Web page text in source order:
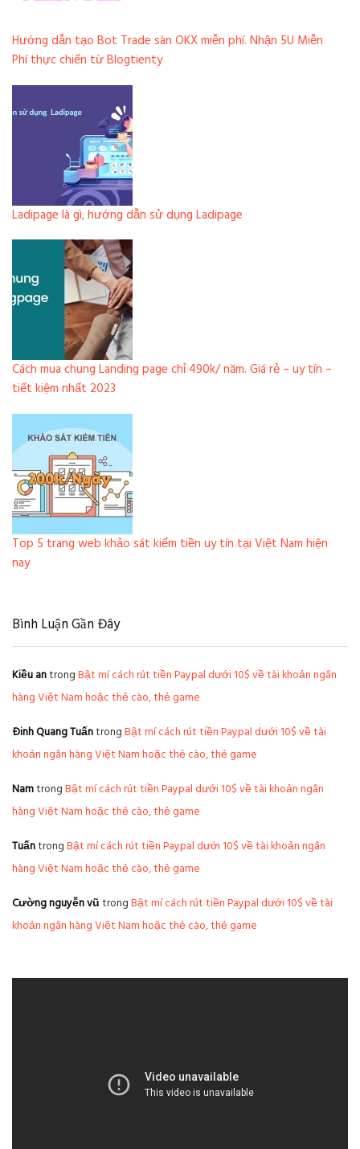
Hướng dẫn tạo Bot Trade sàn OKX miễn phí. Nhận 5U Miễn
Phí thực chiến từ Blogtienty
Ladipage là gì, hướng dẫn sử dụng Ladipage
Cách mua chung Landing page chỉ 490k/ năm. Giá rẻ – uy tín –
tiết kiệm nhất 2023
Top 5 trang web khảo sát kiếm tiền uy tín tại Việt Nam hiện
nay
Bình Luận Gần Đây
Kiều antrongBật mí cách rút tiền Paypal dưới 10$ về tài khoản ngân
hàng Việt Nam hoặc thẻ cào, thẻ game
Đinh Quang TuấntrongBật mí cách rút tiền Paypal dưới 10$ về tài
khoản ngân hàng Việt Nam hoặc thẻ cào, thẻ game
NamtrongBật mí cách rút tiền Paypal dưới 10$ về tài khoản ngân
hàng Việt Nam hoặc thẻ cào, thẻ game
TuấntrongBật mí cách rút tiền Paypal dưới 10$ về tài khoản ngân
hàng Việt Nam hoặc thẻ cào, thẻ game
Cường nguyễn vũtrongBật mí cách rút tiền Paypal dưới 10$ về tài
khoản ngân hàng Việt Nam hoặc thẻ cào, thẻ game